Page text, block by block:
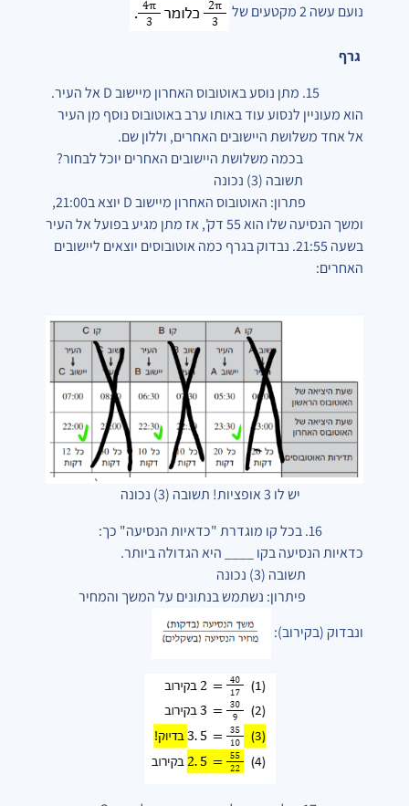
נועם עשה 2 מקטעים של
גרף
15. מתן נוסע באוטובוס האחרון מיישוב D אל העיר.
הוא מעוניין לנסוע עוד באותו ערב באוטובוס נוסף מן העיר
אל אחד משלושת היישובים האחרים, וללון שם.
בכמה משלושת היישובים האחרים יוכל לבחור?
תשובה (3) נכונה
פתרון: האוטובוס האחרון מיישוב D יוצא ב21:00,
ומשך הנסיעה שלו הוא 55 דק', אז מתן מגיע בפועל אל העיר
בשעה 21:55. נבדוק בגרף כמה אוטובוסים יוצאים ליישובים
האחרים:
יש לו 3 אופציות! תשובה (3) נכונה
כדאיות הנסיעה בקו ____ היא הגדולה ביותר.
תשובה (3) נכונה
פיתרון: נשתמש בנתונים על המשך והמחיר
ונבדוק (בקירוב):